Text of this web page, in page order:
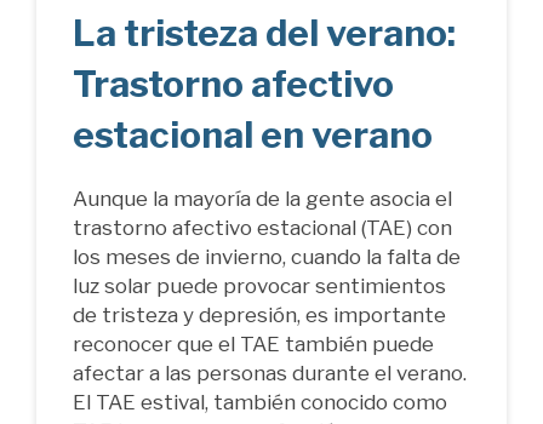
La tristeza del verano:
Trastorno afectivo
estacional en verano
Aunque la mayoría de la gente asocia el
trastorno afectivo estacional (TAE) con
los meses de invierno, cuando la falta de
luz solar puede provocar sentimientos
de tristeza y depresión, es importante
reconocer que el TAE también puede
afectar a las personas durante el verano.
El TAE estival, también conocido como